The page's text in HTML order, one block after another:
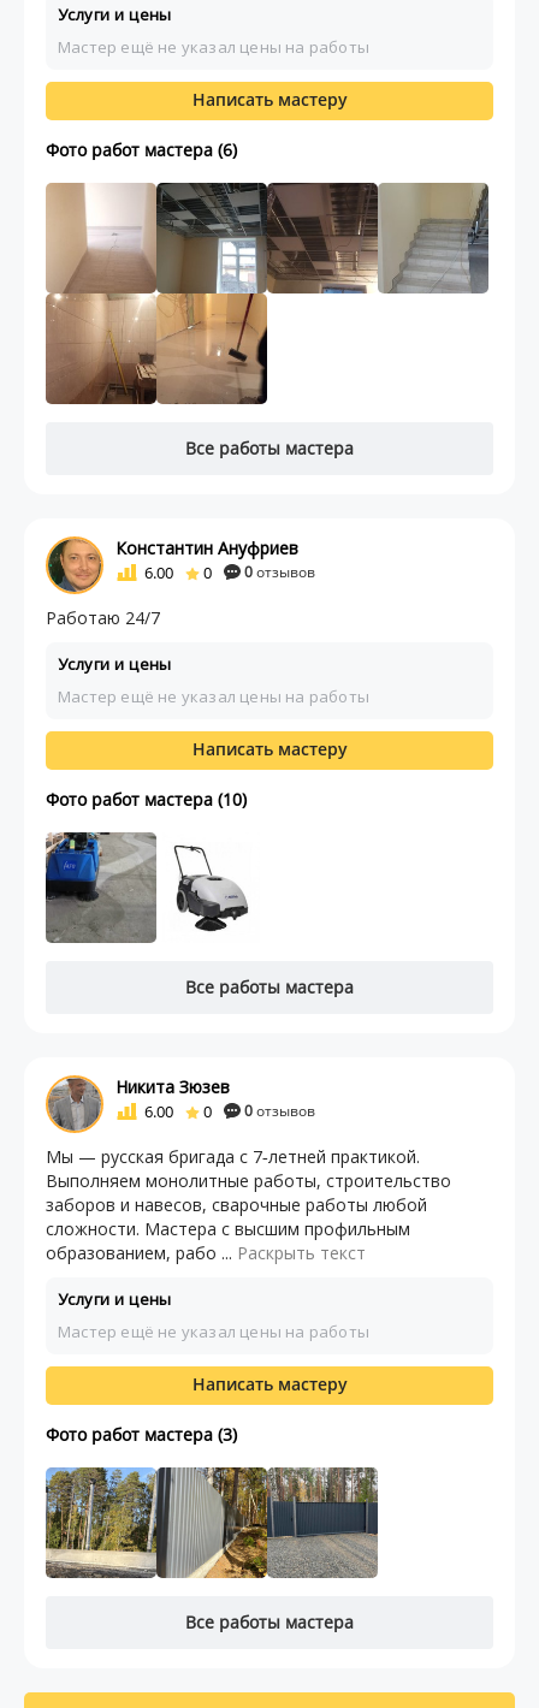
Услуги и цены
Мастер ещё не указал цены на работы
Написать мастеру
Фото работ мастера (6)
Все работы мастера
Константин Ануфриев
6.00 0 0отзывов
Работаю 24/7
Услуги и цены
Мастер ещё не указал цены на работы
Написать мастеру
Фото работ мастера (10)
Все работы мастера
Никита Зюзев
6.00 0 0отзывов
Мы — русская бригада с 7‑летней практикой.
Выполняем монолитные работы, строительство
заборов и навесов, сварочные работы любой
сложности. Мастера с высшим профильным
образованием, рабо ... Раскрыть текст
Услуги и цены
Мастер ещё не указал цены на работы
Написать мастеру
Фото работ мастера (3)
Все работы мастера